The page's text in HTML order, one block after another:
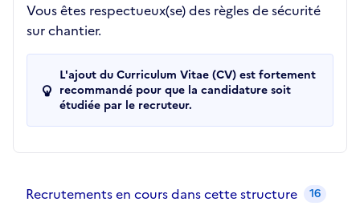
Vous êtes respectueux(se) des règles de sécurité
sur chantier.
L'ajout du Curriculum Vitae (CV) est fortement
recommandé pour que la candidature soit
étudiée par le recruteur.
Recrutements en cours dans cette structure 16